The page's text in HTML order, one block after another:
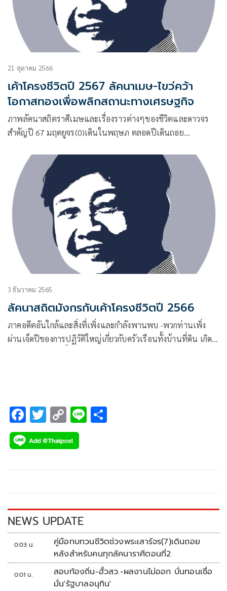
21 ตุลาคม 2566
เค้าโครงชีวิตปี 2567 ลัคนาเมษ-ไขว่คว้า
โอกาสทองเพื่อพลิกสถานะทางเศรษฐกิจ
ภาพลัคนาสถิตราศีเมษและเรื่องราวต่างๆของชีวิตและดาวจร
สำคัญปี 67 มฤตยูจร(0)เดินในพฤษภ ตลอดปีเดินถอย
3 ธันวาคม 2565
ลัคนาสถิตมังกรกับเค้าโครงชีวิตปี 2566
ภาคอดีตอันใกล้และสิ่งที่เพิ่งและกำลังพานพบ -พวกท่านเพิ่ง
ผ่านเจ็ดปีของการปฏิวัติใหญ่เกี่ยวกับครัวเรือนทั้งบ้านที่ดิน เกิด
F
ac
e
k
T
wi
tt
C
o
p
k
Li
NEWS UPDATE
0:03 น.
คู่มือทบทวนชีวิตช่วงพระเสาร์จร(7)เดินถอย
หลังสำหรับคนทุกลัคนาราศีตอนที่2
0:01 น.
สอบท้องถิ่น-ฮั้วสว.-ผลงานไม่ออก บั่นทอนเชื่อ
มั่น'รัฐบาลอนุทิน'